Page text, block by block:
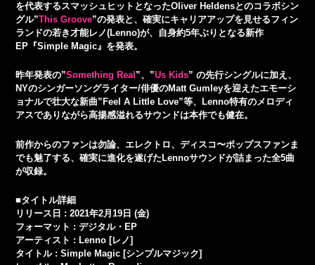
を代表するスマッシュヒットとなったOliver Heldensとのコラボシン
グル”This Groove”の発表と、確実にキャリアアップを見せるフィン
ランドの若き才能レノ(Lenno)が、自身約5年ぶりとなる新作
EP『Simple Magic』を発表。
昨年発表の”Something Real ”、”Us Kids” の先行シングルに加え、
NYのシンガーソングライター/俳優のMatt Gumleyを迎えたエモーシ
ョナルで壮大な新曲”Feel A Little Love”等、Lenno特有のメロディ
アスでありながら高揚感溢れるサウンドは本作でも健在。
前作からのファンは勿論、エレクトロ、ディスコ〜ポップスファンま
でも魅了する、確実に進化を遂げたLennoサウンドが詰まった全5曲
が収録。
■タイトル詳細
リリース日 : 2021年2月19日 (金)
フォーマット : デジタル・EP
アーティスト : Lenno [レノ]
タイトル : Simple Magic [シンプルマジック]